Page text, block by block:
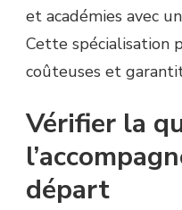
et académies avec
Cette spécialisation
coûteuses et
Vérifier la
départ